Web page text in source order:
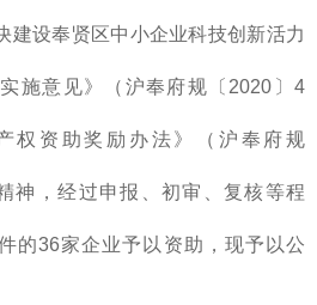
建设奉贤区中小企业科技创新活力
施意见》（沪奉府规〔2020〕4
权资助奖励办法》（沪奉府规
神，经过申报、初审、复核等程
的36家企业予以资助，现予以公